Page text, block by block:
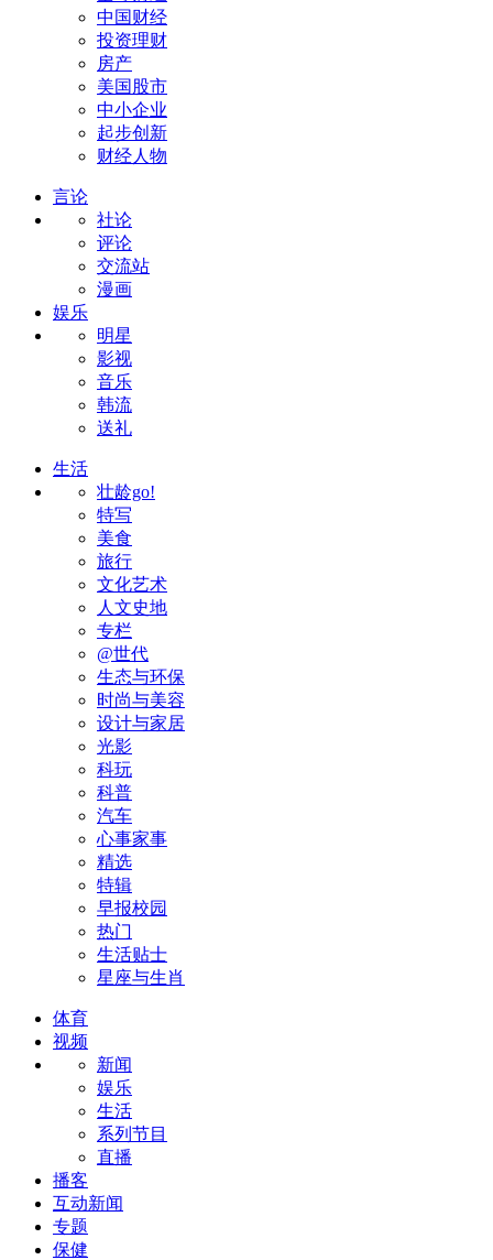
中国财经
投资理财
房产
美国股市
中小企业
起步创新
财经人物
言论
社论
评论
交流站
漫画
娱乐
明星
影视
音乐
韩流
送礼
生活
壮龄go!
特写
美食
旅行
文化艺术
人文史地
专栏
@世代
生态与环保
时尚与美容
设计与家居
光影
科玩
科普
汽车
心事家事
精选
特辑
早报校园
热门
生活贴士
星座与生肖
体育
视频
新闻
娱乐
生活
系列节目
直播
播客
互动新闻
专题
保健